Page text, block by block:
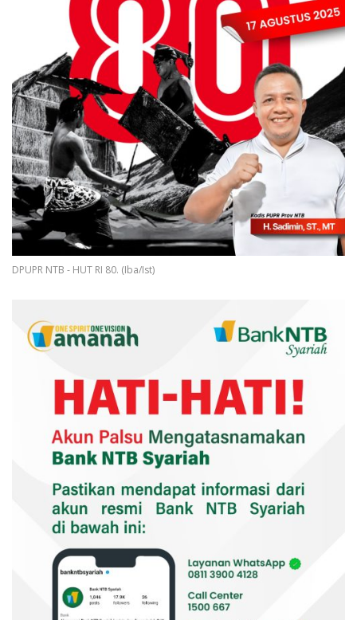
DPUPR NTB - HUT RI 80. (Iba/Ist)